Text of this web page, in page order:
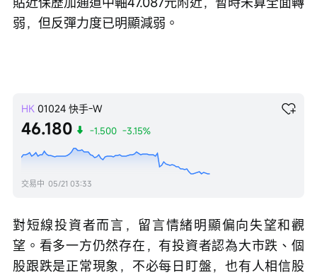
弱，但反彈力度已明顯減弱。
HK 01024 快手-W
46.180 -1.500 -3.15%
交易中 05/21 03:33
對短線投資者而言，留言情緒明顯偏向失望和觀
望。看多一方仍然存在，有投資者認為大市跌、個
股跟跌是正常現象，不必每日盯盤，也有人相信股